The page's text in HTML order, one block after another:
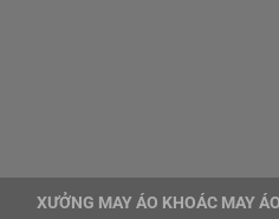
XƯỞNG MAY ÁO KHOÁC MAY